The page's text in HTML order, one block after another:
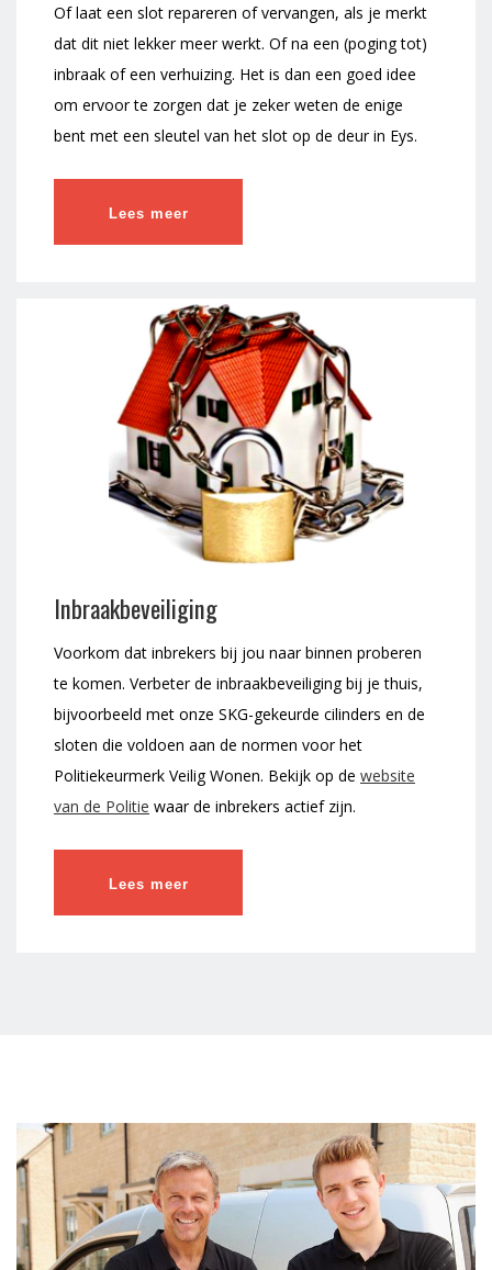
Of laat een slot repareren of vervangen, als je merkt
dat dit niet lekker meer werkt. Of na een (poging tot)
inbraak of een verhuizing. Het is dan een goed idee
om ervoor te zorgen dat je zeker weten de enige
bent met een sleutel van het slot op de deur in Eys.
Lees meer
Inbraakbeveiliging
Voorkom dat inbrekers bij jou naar binnen proberen
te komen. Verbeter de inbraakbeveiliging bij je thuis,
bijvoorbeeld met onze SKG-gekeurde cilinders en de
sloten die voldoen aan de normen voor het
Politiekeurmerk Veilig Wonen. Bekijk op de website
van de Politie waar de inbrekers actief zijn.
Lees meer